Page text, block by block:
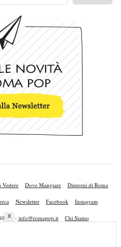
Vedere Dove Mangiare Dintorni di Roma
Newsletter Facebook Instagram
- info@romapop.it Chi Siamo
X